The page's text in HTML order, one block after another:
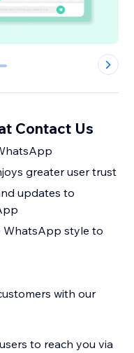
Contact Us
greater user trust
updates to
WhatsApp style to
with our
to reach you via